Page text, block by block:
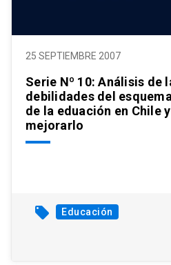
25 SEPTIEMBRE 2007
Serie Nº 10: Análisis de
debilidades del
de la eduación en Chile
mejorarlo
local_offer Educación